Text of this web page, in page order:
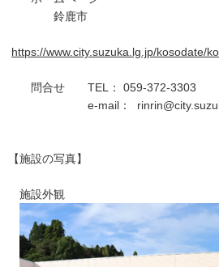
鈴鹿市
https://www.city.suzuka.lg.jp/kosodate/
問合せ TEL： 059-372-3303
e-mail：
【施設の写真】
施設外観